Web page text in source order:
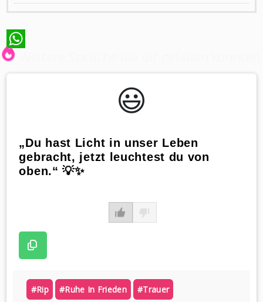
WhatsApp
Weitere Sprüche die dir gefallen könnten
😃️
„Du hast Licht in unser Leben
gebracht, jetzt leuchtest du von
oben.“ 💡✨
#rip #ruhe In Frieden #trauer